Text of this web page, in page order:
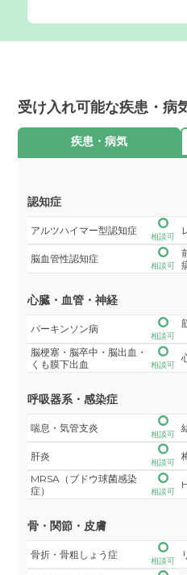
受け入れ可能な疾患・病
疾患・病気
認知症
アルツハイマー型認知症
相談可
脳血管性認知症
相談可
心臓・血管・神経
パーキンソン病
相談可
脳梗塞・脳卒中・脳出血・
くも膜下出血
相談可
呼吸器系・感染症
喘息・気管支炎
相談可
肝炎
相談可
MRSA（ブドウ球菌感染
症）
相談可
骨・関節・皮膚
骨折・骨粗しょう症
相談可